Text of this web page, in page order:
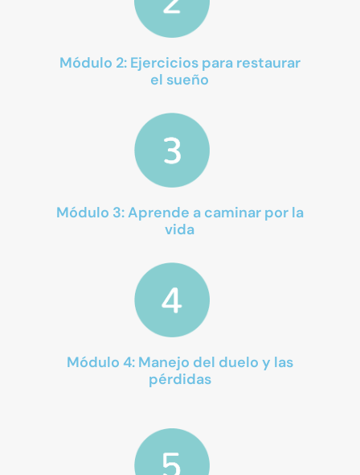
Módulo 2: Ejercicios para restaurar
el sueño
Módulo 3: Aprende a caminar por la
vida
Módulo 4: Manejo del duelo y las
pérdidas